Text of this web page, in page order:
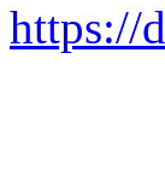
https://